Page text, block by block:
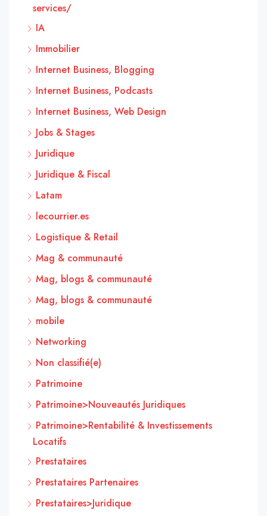
services/
IA
Immobilier
Internet Business, Blogging
Internet Business, Podcasts
Internet Business, Web Design
Jobs & Stages
Juridique
Juridique & Fiscal
Latam
lecourrier.es
Logistique & Retail
Mag & communauté
Mag, blogs & communauté
Mag, blogs & communauté
mobile
Networking
Non classifié(e)
Patrimoine
Patrimoine>Nouveautés Juridiques
Patrimoine>Rentabilité & Investissements
Locatifs
Prestataires
Prestataires Partenaires
Prestataires>Juridique